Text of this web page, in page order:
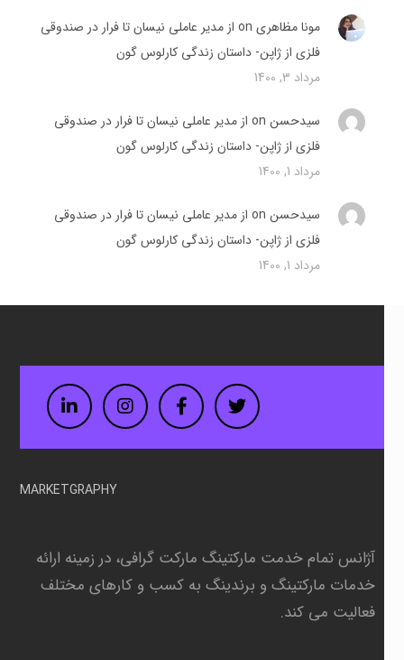
مونا مظاهری on
از مدیر عاملی نیسان تا فرار در صندوقی
فلزی از ژاپن- داستان زندگی کارلوس گون
مرداد 3, 1400
سیدحسن on
از مدیر عاملی نیسان تا فرار در صندوقی
فلزی از ژاپن- داستان زندگی کارلوس گون
مرداد 1, 1400
سیدحسن on
از مدیر عاملی نیسان تا فرار در صندوقی
فلزی از ژاپن- داستان زندگی کارلوس گون
مرداد 1, 1400
Twitter
Facebook
Instagram
LinkedIn
MARKETGRAPHY
آژانس تمام خدمت مارکتینگ مارکت گرافی، در زمینه ارائه
خدمات مارکتینگ و برندینگ به کسب و کارهای مختلف
فعالیت می کند.